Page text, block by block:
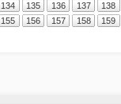
134 135 136 137
138
155 156 157 158 159